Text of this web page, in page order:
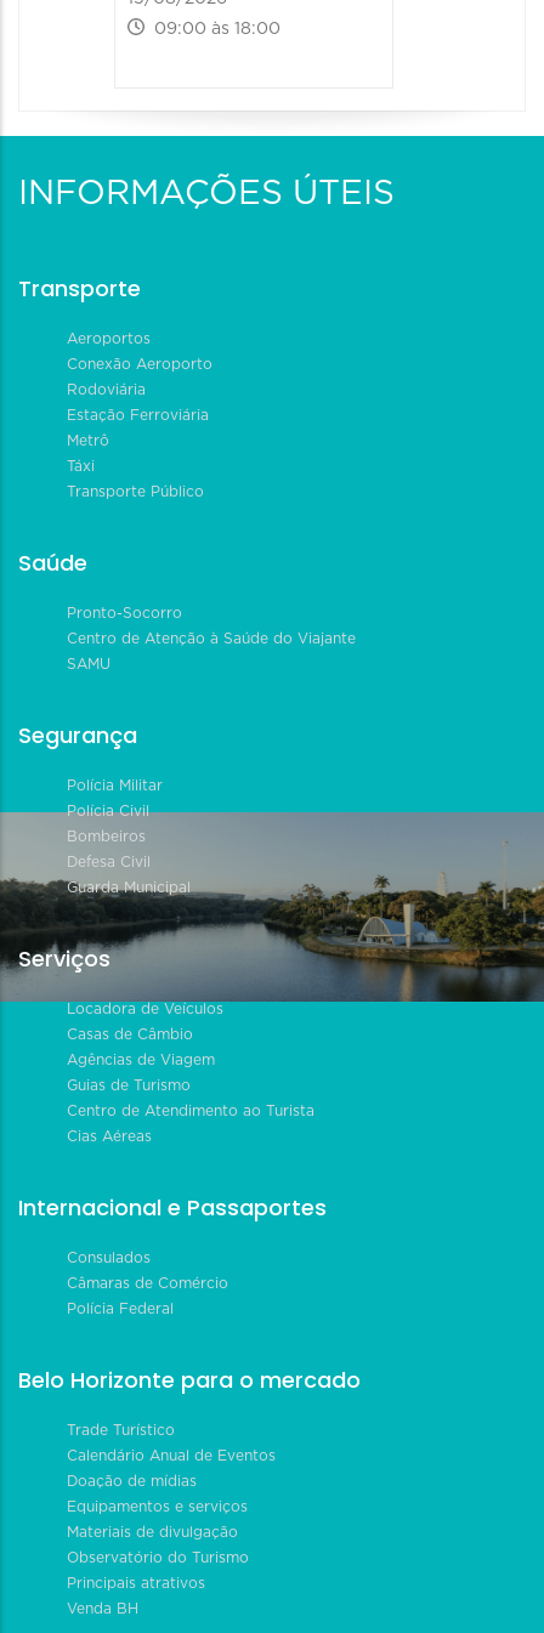
09:00 às 18:00
INFORMAÇÕES ÚTEIS
Transporte
Aeroportos
Conexão Aeroporto
Rodoviária
Estação Ferroviária
Metrô
Táxi
Transporte Público
Saúde
Pronto-Socorro
Centro de Atenção à Saúde do Viajante
SAMU
Segurança
Polícia Militar
Polícia Civil
Bombeiros
Defesa Civil
Guarda Municipal
Serviços
Locadora de Veículos
Casas de Câmbio
Agências de Viagem
Guias de Turismo
Centro de Atendimento ao Turista
Cias Aéreas
Internacional e Passaportes
Consulados
Câmaras de Comércio
Polícia Federal
Belo Horizonte para o mercado
Trade Turístico
Calendário Anual de Eventos
Doação de mídias
Equipamentos e serviços
Materiais de divulgação
Observatório do Turismo
Principais atrativos
Venda BH